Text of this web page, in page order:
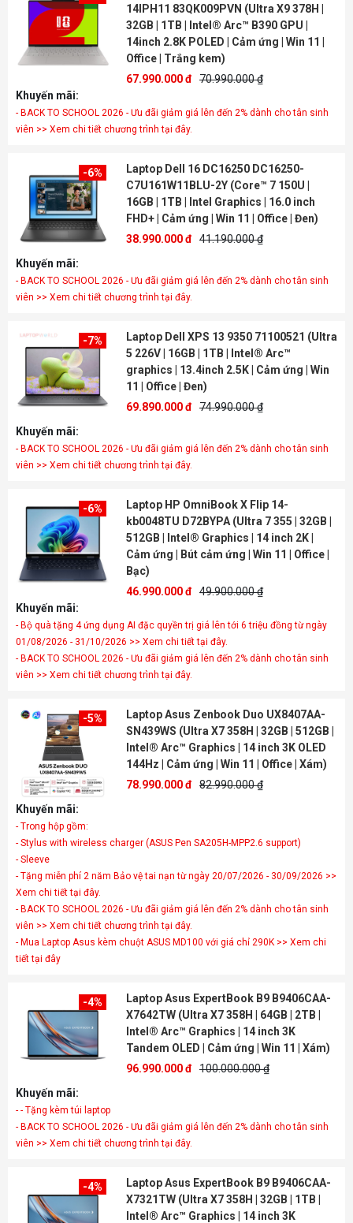
14IPH11 83QK009PVN (Ultra X9 378H |
32GB | 1TB | Intel® Arc™ B390 GPU |
14inch 2.8K POLED | Cảm ứng | Win 11 |
Office | Trắng kem)
67.990.000 đ 70.990.000 ₫
Khuyến mãi:
- BACK TO SCHOOL 2026 - Ưu đãi giảm giá lên đến 2% dành cho tân sinh
viên >> Xem chi tiết chương trình tại đây.
-6%
Laptop Dell 16 DC16250 DC16250-
C7U161W11BLU-2Y (Core™ 7 150U |
16GB | 1TB | Intel Graphics | 16.0 inch
FHD+ | Cảm ứng | Win 11 | Office | Đen)
38.990.000 đ 41.190.000 ₫
Khuyến mãi:
- BACK TO SCHOOL 2026 - Ưu đãi giảm giá lên đến 2% dành cho tân sinh
viên >> Xem chi tiết chương trình tại đây.
-7%
Laptop Dell XPS 13 9350 71100521 (Ultra
5 226V | 16GB | 1TB | Intel® Arc™
graphics | 13.4inch 2.5K | Cảm ứng | Win
11 | Office | Đen)
69.890.000 đ 74.990.000 ₫
Khuyến mãi:
- BACK TO SCHOOL 2026 - Ưu đãi giảm giá lên đến 2% dành cho tân sinh
viên >> Xem chi tiết chương trình tại đây.
-6%
Laptop HP OmniBook X Flip 14-
kb0048TU D72BYPA (Ultra 7 355 | 32GB |
512GB | Intel® Graphics | 14 inch 2K |
Cảm ứng | Bút cảm ứng | Win 11 | Office |
Bạc)
46.990.000 đ 49.900.000 ₫
Khuyến mãi:
- Bộ quà tặng 4 ứng dụng AI đặc quyền trị giá lên tới 6 triệu đồng từ ngày
01/08/2026 - 31/10/2026 >> Xem chi tiết tại đây.
- BACK TO SCHOOL 2026 - Ưu đãi giảm giá lên đến 2% dành cho tân sinh
viên >> Xem chi tiết chương trình tại đây.
-5%
Laptop Asus Zenbook Duo UX8407AA-
SN439WS (Ultra X7 358H | 32GB | 512GB |
Intel® Arc™ Graphics | 14 inch 3K OLED
144Hz | Cảm ứng | Win 11 | Office | Xám)
78.990.000 đ 82.990.000 ₫
Khuyến mãi:
- Trong hộp gồm:
- Stylus with wireless charger (ASUS Pen SA205H-MPP2.6 support)
- Sleeve
- Tặng miễn phí 2 năm Bảo vệ tai nạn từ ngày 20/07/2026 - 30/09/2026 >>
Xem chi tiết tại đây.
- BACK TO SCHOOL 2026 - Ưu đãi giảm giá lên đến 2% dành cho tân sinh
viên >> Xem chi tiết chương trình tại đây.
- Mua Laptop Asus kèm chuột ASUS MD100 với giá chỉ 290K >> Xem chi
tiết tại đây
-4%
Laptop Asus ExpertBook B9 B9406CAA-
X7642TW (Ultra X7 358H | 64GB | 2TB |
Intel® Arc™ Graphics | 14 inch 3K
Tandem OLED | Cảm ứng | Win 11 | Xám)
96.990.000 đ 100.000.000 ₫
Khuyến mãi:
- - Tặng kèm túi laptop
- BACK TO SCHOOL 2026 - Ưu đãi giảm giá lên đến 2% dành cho tân sinh
viên >> Xem chi tiết chương trình tại đây.
-4%
Laptop Asus ExpertBook B9 B9406CAA-
X7321TW (Ultra X7 358H | 32GB | 1TB |
Intel® Arc™ Graphics | 14 inch 3K